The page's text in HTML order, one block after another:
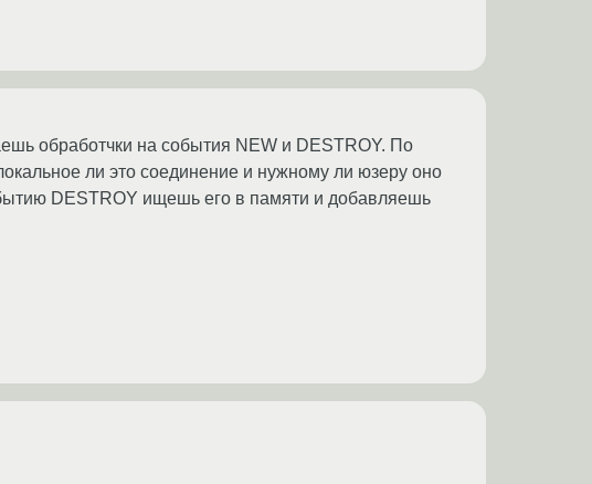
обработчки на события NEW и DESTROY. По
ли это соединение и нужному ли юзеру оно
DESTROY ищешь его в памяти и добавляешь